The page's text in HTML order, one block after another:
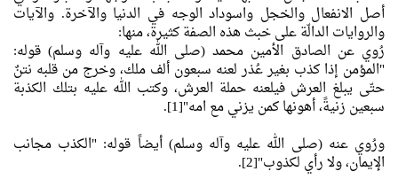
أصل الانفعال والخجل واسوداد الوجه في الدنيا والآخرة. والآيات
والروايات الدالّة على خبث هذه الصفة كثيرة، منها:
رُوي عن الصادق الأمين محمد (صلى الله عليه وآله وسلم) قوله:
"المؤمن إذا كذب بغير عُذر لعنه سبعون ألف ملك، وخرج من قلبه نتنٌ
حتّى يبلغ العرش فيلعنه حملة العرش، وكتب الله عليه بتلك الكذبة
سبعين زنيةً، أهونها كمن يزني مع امه"[1].
ورُوي عنه (صلى الله عليه وآله وسلم) أيضاً قوله: "الكذب مجانب
الإيمان، ولا رأي لكذوب"[2].